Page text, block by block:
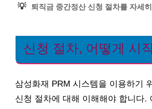
💡 퇴직금 중간정산 신청 절차를 자세
신청 절차, 어떻게 시
삼성화재 PRM 시스템을 이용하기
신청 절차에 대해 이해해야 합니다.